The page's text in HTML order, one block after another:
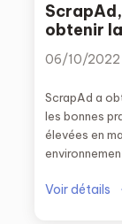
obtenir
Espagne
06/10/2022
ScrapAd a
les bonnes
élevées en
Voir détails